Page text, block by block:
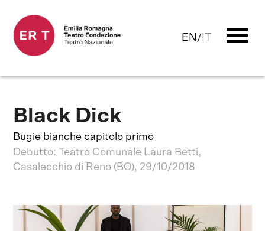
EN / IT menu
Black Dick
Bugie bianche capitolo primo
Debutto: Teatro Comunale Laura Betti,
Casalecchio di Reno (BO), 29/10/2018